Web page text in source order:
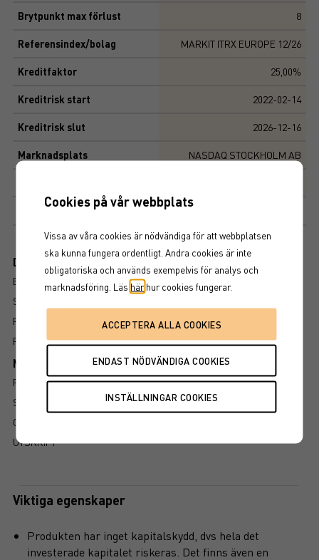
Brytpunkt max förlust 8
Referensindex/bolag MARKIT ITRX EUROPE 12/26
Kreditfaktor 25,00%
Kreditrisk start 2022-02-14
Kreditrisk slut 2026-12-16
Marknadsplats NASDAQ STOCKHOLM AB
Årlig ränta 4,7 %
Dokument
BROSCHYR
SLUTLIGA VILLKOR
PROSPEKT
FAKTABLAD
Mer information om produkten
RISK
SÅ LÄSER DU FAKTABLADET
GRUNDPROSPEKT
UTSKRIFT
Viktiga egenskaper
Produkten har inget kapitalskydd, dvs hela det
investerade kapitalet riskeras. Det finns även en
Cookies på vår webbplats
Vissa av våra cookies är nödvändiga för att webbplatsen
ska kunna fungera ordentligt. Andra cookies är inte
obligatoriska och används exempelvis för analys och
marknadsföring. Läs här hur cookies fungerar.